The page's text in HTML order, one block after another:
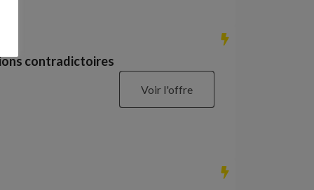
contradictoires
Voir l'offre